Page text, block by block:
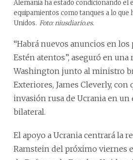
Alemania ha estado condicionando el
equipamientos como tanques a lo que
Unidos. Foto: niusdiario.es.
“Habrá nuevos anuncios en los
Estén atentos”, aseguró en una
Washington junto al ministro
Exteriores, James Cleverly, con
invasión rusa de Ucrania en un
bilateral.
El apoyo a Ucrania centrará la
Ramstein del próximo viernes